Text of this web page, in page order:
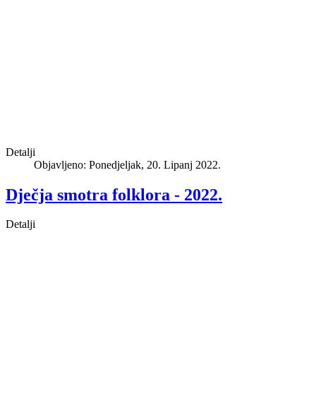
Detalji
Objavljeno: Ponedjeljak, 20. Lipanj 2022.
Dječja smotra folklora - 2022.
Detalji